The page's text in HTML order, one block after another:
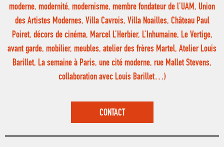
moderne, modernité, modernisme, membre fondateur de l’UAM, Union
des Artistes Modernes, Villa Cavrois, Villa Noailles, Château Paul
Poiret, décors de cinéma, Marcel L’Herbier, L’Inhumaine, Le Vertige,
avant garde, mobilier, meubles, atelier des frères Martel, Atelier Louis
Barillet, La semaine à Paris, une cité moderne, rue Mallet Stevens,
collaboration avec Louis Barillet…)
CONTACT